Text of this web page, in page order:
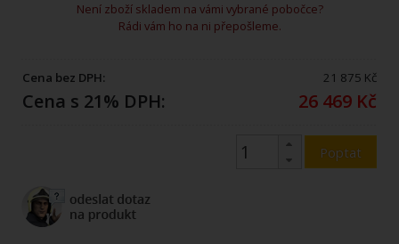
Není zboží skladem na vámi vybrané pobočce?
Rádi vám ho na ni přepošleme.
Cena bez DPH: 21 875 Kč
Cena s 21% DPH: 26 469 Kč
Poptat